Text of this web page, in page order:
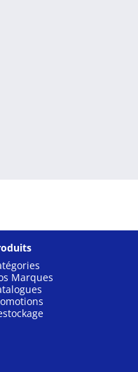
Marques